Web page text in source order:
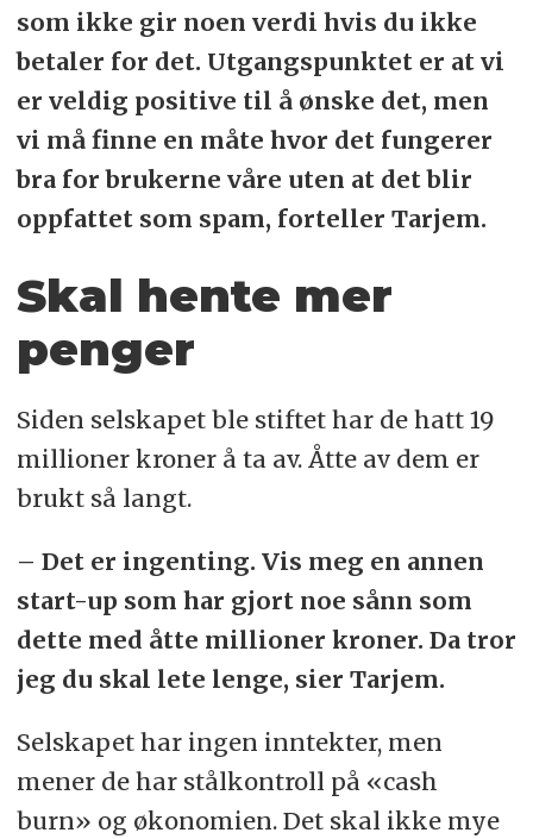
som ikke gir noen verdi hvis du ikke
betaler for det. Utgangspunktet er at vi
er veldig positive til å ønske det, men
vi må finne en måte hvor det fungerer
bra for brukerne våre uten at det blir
oppfattet som spam, forteller Tarjem.
Skal hente mer
penger
Siden selskapet ble stiftet har de hatt 19
millioner kroner å ta av. Åtte av dem er
brukt så langt.
– Det er ingenting. Vis meg en annen
start-up som har gjort noe sånn som
dette med åtte millioner kroner. Da tror
jeg du skal lete lenge, sier Tarjem.
Selskapet har ingen inntekter, men
mener de har stålkontroll på «cash
burn» og økonomien. Det skal ikke mye